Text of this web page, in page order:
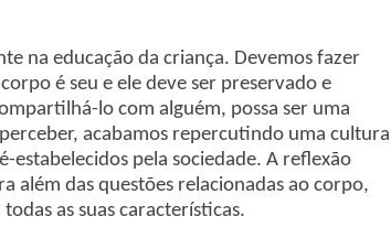
na educação da criança. Devemos fazer
é seu e ele deve ser preservado e
lo com alguém, possa ser uma
acabamos repercutindo uma cultura
pela sociedade. A reflexão
além das questões relacionadas ao corpo,
as suas características.